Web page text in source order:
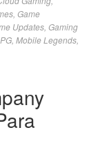
Game
Updates Gaming
Mobile Legends